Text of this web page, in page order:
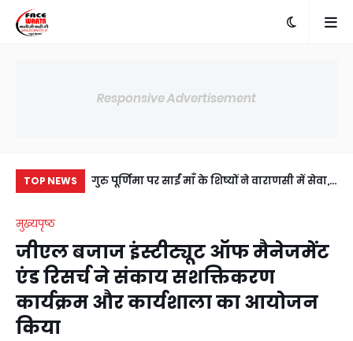
Responsive Advertisement
TOP NEWS
में अंसल गोल्फ
गुरु पूर्णिमा पर साईं माँ के शिष्यों ने वाराणसी में सेवा,
मुख्यपृष्ठ
जीएल बजाज इंस्टीट्यूट ऑफ मैनेजमेंट
एंड रिसर्च ने संकाय सशक्तिकरण
कार्यक्रम और कार्यशाला का आयोजन
किया